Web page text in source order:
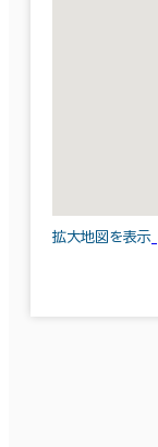
拡大地図を表示